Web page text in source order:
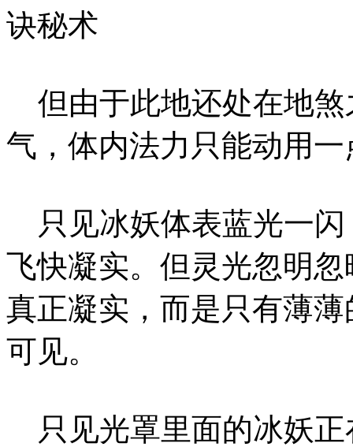
诀秘术
但由于此地还处在地煞
气，体内法力只能动用一
只见冰妖体表蓝光一闪
飞快凝实。但灵光忽明
真正凝实，而是只有薄
可见。
只见光罩里面的冰妖正